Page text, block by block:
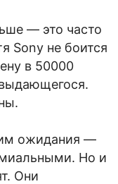
— это часто
Sony не боится
в 50000
ожидания —
Но и
Они